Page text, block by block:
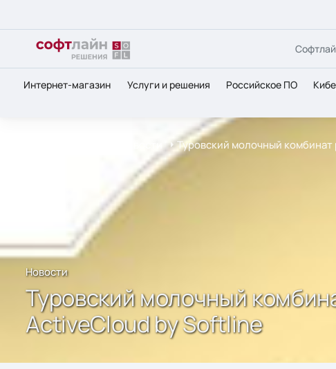
Интернет-магазин Услуги и решения Российское ПО
Туровский молочный
Новости
Туровский молочный
ActiveCloud by Softline